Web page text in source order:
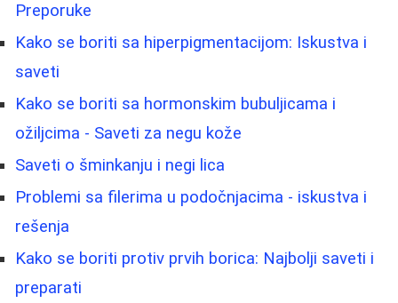
Preporuke
Kako se boriti sa hiperpigmentacijom: Iskustva i
saveti
Kako se boriti sa hormonskim bubuljicama i
ožiljcima - Saveti za negu kože
Saveti o šminkanju i negi lica
Problemi sa filerima u podočnjacima - iskustva i
rešenja
Kako se boriti protiv prvih borica: Najbolji saveti i
preparati